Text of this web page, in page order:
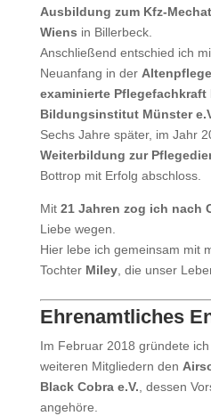
Ausbildung zum Kfz-
Wiens in Billerbeck.
Anschließend entschied ich
Neuanfang in der Altenpflege
examinierte Pflegefachkraft
Bildungsinstitut Münster
Sechs Jahre später, im Jahr
Weiterbildung zur
Bottrop mit Erfolg abschloss.
Mit 21 Jahren zog ich nach
Liebe wegen.
Hier lebe ich gemeinsam mit
Tochter Miley, die unser
Ehrenamtliches
Im Februar 2018 gründete
weiteren Mitgliedern den
Black Cobra e.V., dessen
angehöre.